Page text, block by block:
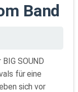
Band
SOUND
für eine
sich vor